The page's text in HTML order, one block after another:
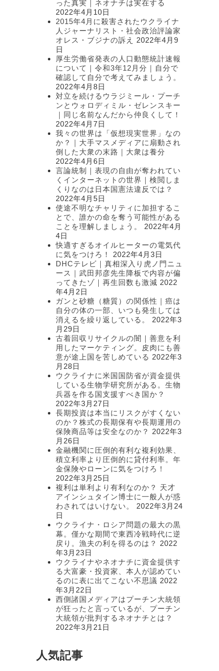
った真実｜ネオナチは実在する
2022年4月10日
2015年4月に殺害されたウクライナ
人ジャーナリスト・社会政治評論家
オレス・ブジナの訴え
2022年4月9
日
厚生労働省発表の人口動態統計速報
について｜令和3年12月分｜自分で
確認して自分で考えてみましょう。
2022年4月8日
対立を続けるウラジミール・プーチ
ンとウォロディミル・ゼレンスキー
｜同じ名前なんだから仲良くして！
2022年4月7日
我々の世界は「仮想現実世界」なの
か？｜大手マスメディアに扇動され
倒した大衆の末路｜大衆は養分
2022年4月6日
言論統制｜表現の自由が奪われてい
くインターネットの世界｜検閲しま
くりなのは日本国憲法違反では？
2022年4月5日
使途不明なチャリティに加担するこ
とで、誰かの命を奪う可能性がある
ことを理解しましょう。
2022年4月
4日
快適すぎるオイルヒーターの電気代
に気をつけろ！
2022年4月3日
DHCテレビ｜真相深入り虎ノ門ニュ
ース｜武田邦彦先生降板で内容が偏
ってきたゾ｜再生回数も激減 2022
年4月2日
ガンと砂糖（糖質）の関係性｜癌は
自分の体の一部、いつも発生しては
消えるを繰り返している。
2022年3
月29日
古着回収リサイクルの闇｜善意を利
用したマーケティング。皮肉にも善
意が途上国を苦しめている 2022年3
月28日
ウクライナに米国国防省が資金提供
している生物学研究所がある。生物
兵器を作る国支援すべき国か？
2022年3月27日
長期投資は本当にリスクがすくない
のか？株式の長期保有や長期運用の
保険商品等は安全なのか？
2022年3
月26日
金融機関に圧倒的有利な複利効果、
積立利率より圧倒的に貸付利率。年
金保険やローンに気をつけろ！
2022年3月25日
複利は単利より有利なのか？ 天才
アインシュタイン博士に一般人が惑
わされてはいけない。
2022年3月24
日
ウクライナ・ロシア問題の最大の黒
幕。僅かな期間で東西冷戦時代に逆
戻り。漁夫の利を得るのは？
2022
年3月23日
ウクライナやネオナチに資金提供す
る大富豪・投資家、本人が認めてい
るのに表に出てこない不思議 2022
年3月22日
西側諸国メディアはプーチン大統領
が狂ったと言っているが、プーチン
大統領が批判するネオナチとは？
2022年3月21日
人気記事